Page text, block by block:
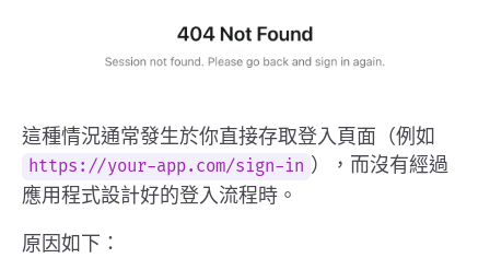
這種情況通常發生於你直接存取登入頁面（例如
https://your-app.com/sign-in ），而沒有經過
應用程式設計好的登入流程時。
原因如下：